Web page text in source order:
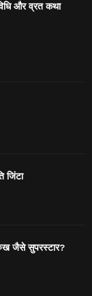
और व्रत कथा
जिंटा
जैसे सुपरस्टार?